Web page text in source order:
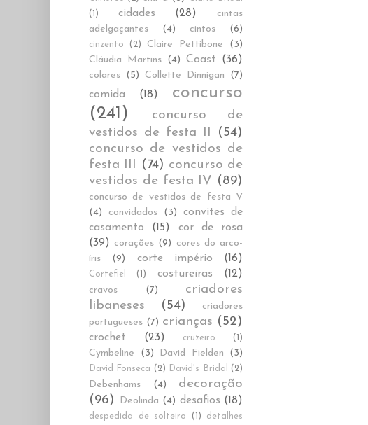
(1)
cidades (28)
cintas
adelgaçantes
(4) cintos (6)
cinzento (2) Claire Pettibone
(3)
Cláudia Martins (4) Coast (36)
colares (5) Collette Dinnigan (7)
comida (18)
concurso
(241)
concurso de
vestidos de festa II
(54)
concurso de vestidos de
festa III
(74) concurso de
vestidos de festa IV (89)
concurso de vestidos de festa V
(4)
convidados (3)
convites de
casamento
(15)
cor de rosa
(39) corações (9) cores do arco-
íris
(9) corte império (16)
Cortefiel (1) costureiras (12)
cravos (7)
criadores
libaneses
(54)
criadores
portugueses (7) crianças (52)
crochet (23) cruzeiro (1)
Cymbeline (3) David Fielden (3)
David Fonseca (2) David's Bridal (2)
Debenhams (4)
decoração
(96)
Deolinda (4) desafios (18)
despedida de solteiro (1)
detalhes